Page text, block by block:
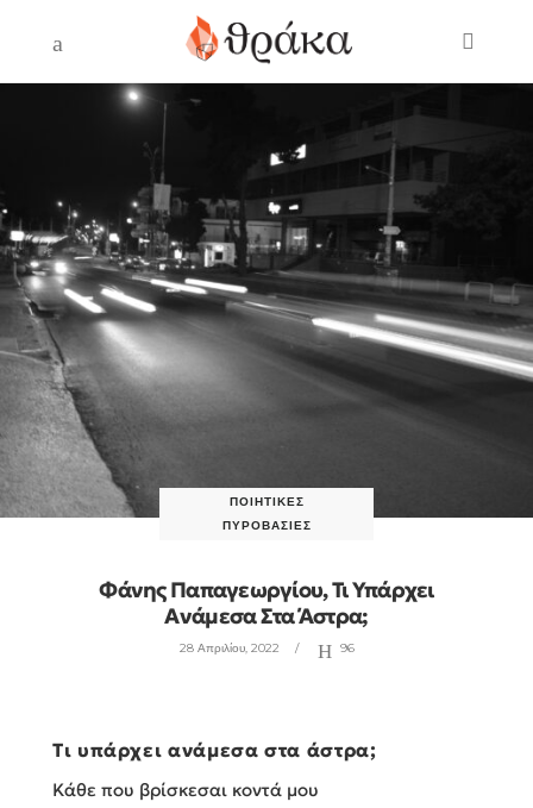
ΠΟΙΗΤΙΚΈΣ
ΠΥΡΟΒΑΣΊΕΣ
Φάνης Παπαγεωργίου, Τι Υπάρχει
Ανάμεσα Στα Άστρα;
28 Απριλίου, 2022 96
Τι υπάρχει ανάμεσα στα άστρα;
Κάθε που βρίσκεσαι κοντά μου